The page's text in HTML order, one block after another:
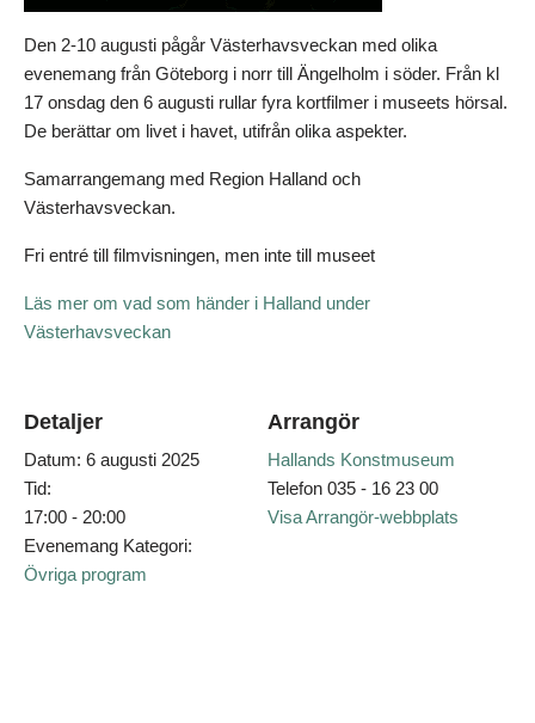
Den 2-10 augusti pågår Västerhavsveckan med olika
evenemang från Göteborg i norr till Ängelholm i söder. Från kl
17 onsdag den 6 augusti rullar fyra kortfilmer i museets hörsal.
De berättar om livet i havet, utifrån olika aspekter.
Samarrangemang med Region Halland och
Västerhavsveckan.
Fri entré till filmvisningen, men inte till museet
Läs mer om vad som händer i Halland under
Västerhavsveckan
Detaljer
Datum: 6 augusti 2025
Tid:
17:00 - 20:00
Evenemang Kategori:
Övriga program
Arrangör
Hallands Konstmuseum
Telefon 035 - 16 23 00
Visa Arrangör-webbplats